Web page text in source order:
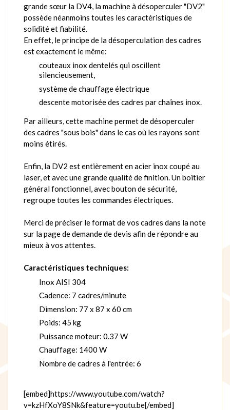
grande sœur la DV4, la machine à désoperculer "DV2"
possède néanmoins toutes les caractéristiques de
solidité et fiabilité.
En effet, le principe de la désoperculation des cadres
est exactement le même:
couteaux inox dentelés qui oscillent
silencieusement,
système de chauffage électrique
descente motorisée des cadres par chaînes inox.
Par ailleurs, cette machine permet de désoperculer
des cadres "sous bois" dans le cas où les rayons sont
moins étirés.
Enfin, la DV2 est entièrement en acier inox coupé au
laser, et avec une grande qualité de finition. Un boîtier
général fonctionnel, avec bouton de sécurité,
regroupe toutes les commandes électriques.
Merci de préciser le format de vos cadres dans la note
sur la page de demande de devis afin de répondre au
mieux à vos attentes.
Caractéristiques techniques:
Inox AISI 304
Cadence: 7 cadres/minute
Dimension: 77 x 87 x 60 cm
Poids: 45 kg
Puissance moteur: 0.37 W
Chauffage: 1400 W
Nombre de cadres à l'entrée: 6
[embed]https://www.youtube.com/watch?
v=kzHfXoY8SNk&feature=youtu.be[/embed]